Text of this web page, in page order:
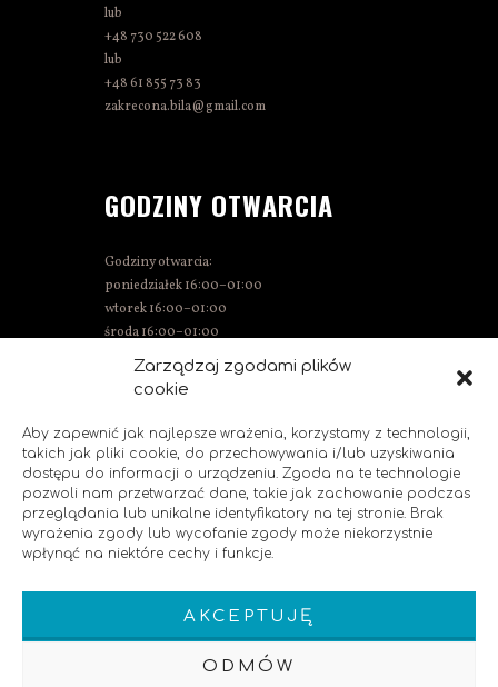
Zarządzaj zgodami plików
cookie
Aby zapewnić jak najlepsze wrażenia, korzystamy z technologii,
takich jak pliki cookie, do przechowywania i/lub uzyskiwania
dostępu do informacji o urządzeniu. Zgoda na te technologie
pozwoli nam przetwarzać dane, takie jak zachowanie podczas
przeglądania lub unikalne identyfikatory na tej stronie. Brak
wyrażenia zgody lub wycofanie zgody może niekorzystnie
wpłynąć na niektóre cechy i funkcje.
AKCEPTUJĘ
ODMÓW
lub
+48 730 522 608
lub
+48 61 855 73 83
zakrecona.bila@gmail.com
GODZINY OTWARCIA
Godziny otwarcia:
poniedziałek 16:00–01:00
wtorek 16:00–01:00
środa 16:00–01:00
czwartek 15:00–01:00
piątek 15:00–02:00
niedziela 14:00–00:00
SOCIAL MEDIA